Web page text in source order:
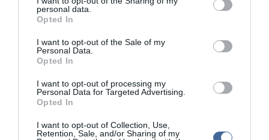
grant or deny consent to Google and its third-party tags to
use your data for below specified purposes in below Google
consent section.
personal data.
Opted In
I want to opt-out of the Sale of my
Personal Data.
Opted In
I want to opt-out of processing my
Personal Data for Targeted Advertising.
Opted In
I want to opt-out of Collection, Use,
Retention, Sale, and/or Sharing of my
kerültek elő emberi és állati maradványok, továbbá bronzból,
aranyból, ezüstből és kőből készült tálak, edények.
Csao elmondta, a temetőből Kr.e. 400 és Kr.e. 120 közötti időkből
származó leleteket ástak ki, az akkori nomád elődök
halotthoz társítható áldozati állat volt. Két ló volt gesztenyeszínű
volt, és egy teve is volt velük. Egyedül az "aranyló" feküdt
valószínűsíthető gazdájával közös sírban, ami ugyancsak a